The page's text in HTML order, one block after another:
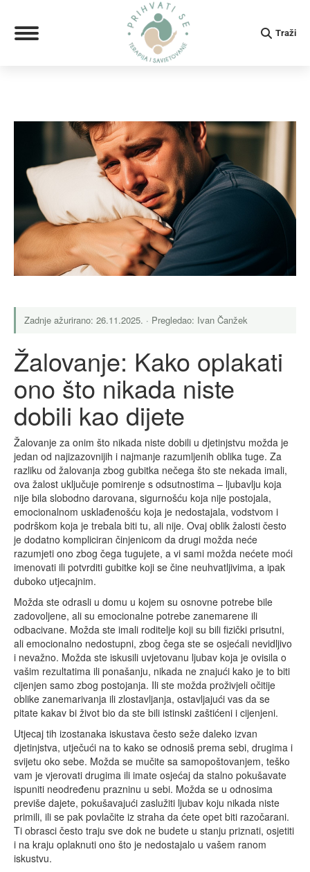
Search:
Traži
Zadnje ažurirano: 26.11.2025. · Pregledao: Ivan Čanžek
Žalovanje: Kako oplakati
ono što nikada niste
dobili kao dijete
Žalovanje za onim što nikada niste dobili u djetinjstvu možda je
jedan od najizazovnijih i najmanje razumljenih oblika tuge. Za
razliku od žalovanja zbog gubitka nečega što ste nekada imali,
ova žalost uključuje pomirenje s odsutnostima – ljubavlju koja
nije bila slobodno darovana, sigurnošću koja nije postojala,
emocionalnom usklađenošću koja je nedostajala, vodstvom i
podrškom koja je trebala biti tu, ali nije. Ovaj oblik žalosti često
je dodatno kompliciran činjenicom da drugi možda neće
razumjeti ono zbog čega tugujete, a vi sami možda nećete moći
imenovati ili potvrditi gubitke koji se čine neuhvatljivima, a ipak
duboko utjecajnim.
Možda ste odrasli u domu u kojem su osnovne potrebe bile
zadovoljene, ali su emocionalne potrebe zanemarene ili
odbacivane. Možda ste imali roditelje koji su bili fizički prisutni,
ali emocionalno nedostupni, zbog čega ste se osjećali nevidljivo
i nevažno. Možda ste iskusili uvjetovanu ljubav koja je ovisila o
vašim rezultatima ili ponašanju, nikada ne znajući kako je to biti
cijenjen samo zbog postojanja. Ili ste možda proživjeli očitije
oblike zanemarivanja ili zlostavljanja, ostavljajući vas da se
pitate kakav bi život bio da ste bili istinski zaštićeni i cijenjeni.
Utjecaj tih izostanaka iskustava često seže daleko izvan
djetinjstva, utječući na to kako se odnosiš prema sebi, drugima i
svijetu oko sebe. Možda se mučite sa samopoštovanjem, teško
vam je vjerovati drugima ili imate osjećaj da stalno pokušavate
ispuniti neodređenu prazninu u sebi. Možda se u odnosima
previše dajete, pokušavajući zaslužiti ljubav koju nikada niste
primili, ili se pak povlačite iz straha da ćete opet biti razočarani.
Ti obrasci često traju sve dok ne budete u stanju priznati, osjetiti
i na kraju oplaknuti ono što je nedostajalo u vašem ranom
iskustvu.